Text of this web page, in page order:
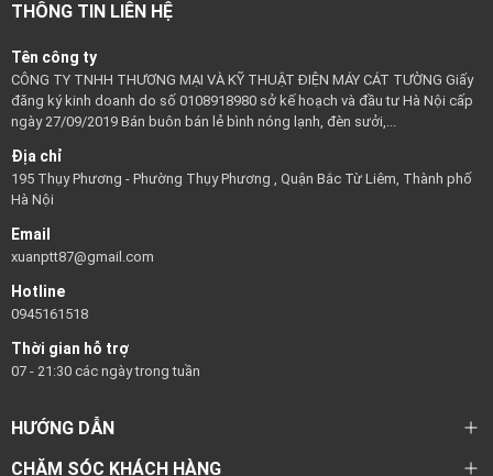
THÔNG TIN LIÊN HỆ
Tên công ty
CÔNG TY TNHH THƯƠNG MẠI VÀ KỸ THUẬT ĐIỆN MÁY CÁT TƯỜNG Giấy
đăng ký kinh doanh do số 0108918980 sở kế hoạch và đầu tư Hà Nội cấp
ngày 27/09/2019 Bán buôn bán lẻ bình nóng lạnh, đèn sưởi,...
Địa chỉ
195 Thụy Phương - Phường Thụy Phương , Quận Bắc Từ Liêm, Thành phố
Hà Nội
Email
xuanptt87@gmail.com
Hotline
0945161518
Thời gian hỗ trợ
07 - 21:30 các ngày trong tuần
HƯỚNG DẪN
CHĂM SÓC KHÁCH HÀNG